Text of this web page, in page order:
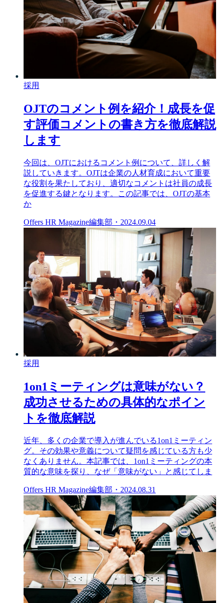
採用
OJTのコメント例を紹介！成長を促
す評価コメントの書き方を徹底解説
します
今回は、OJTにおけるコメント例について、詳しく解
説していきます。OJTは企業の人材育成において重要
な役割を果たしており、適切なコメントは社員の成長
を促進する鍵となります。この記事では、OJTの基本
か
Offers HR Magazine編集部 ・ 2024.09.04
採用
1on1ミーティングは意味がない？
成功させるための具体的なポイン
トを徹底解説
近年、多くの企業で導入が進んでいる1on1ミーティン
グ。その効果や意義について疑問を感じている方も少
なくありません。本記事では、1on1ミーティングの本
質的な意味を探り、なぜ「意味がない」と感じてしま
Offers HR Magazine編集部 ・ 2024.08.31